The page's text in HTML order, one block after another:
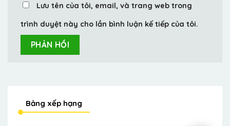
Lưu tên của tôi, email, và trang web trong
trình duyệt này cho lần bình luận kế tiếp của tôi.
Bảng xếp hạng